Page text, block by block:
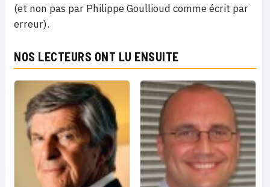
(et non pas par Philippe Goullioud comme écrit par
erreur).
NOS LECTEURS ONT LU ENSUITE